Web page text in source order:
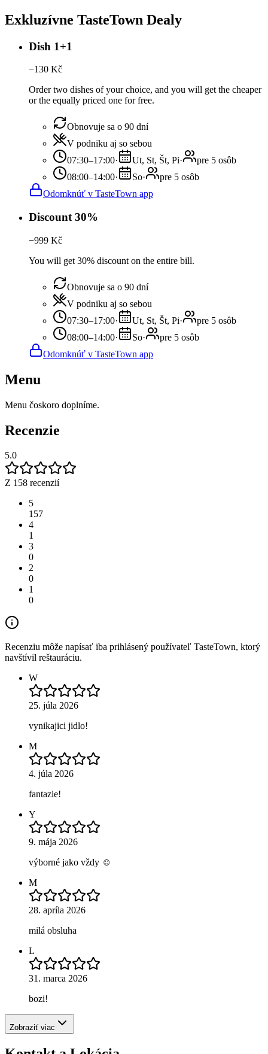
Exkluzívne TasteTown Dealy
Dish 1+1
−130 Kč
Order two dishes of your choice, and you will get the cheaper
or the equally priced one for free.
Obnovuje sa o 90 dní
V podniku aj so sebou
07:30–17:00· Ut, St, Št, Pi·
pre 5 osôb
08:00–14:00· So·
pre 5 osôb
Odomknúť v TasteTown app
Discount 30%
−999 Kč
You will get 30% discount on the entire bill.
Obnovuje sa o 90 dní
V podniku aj so sebou
07:30–17:00· Ut, St, Št, Pi·
pre 5 osôb
08:00–14:00· So·
pre 5 osôb
Odomknúť v TasteTown app
Menu
Menu čoskoro doplníme.
Recenzie
5.0
Z 158 recenzií
5
157
4
1
3
0
2
0
1
0
Recenziu môže napísať iba prihlásený používateľ TasteTown, ktorý
navštívil reštauráciu.
W
25. júla 2026
vynikajici jidlo!
M
4. júla 2026
fantazie!
Y
9. mája 2026
výborné jako vždy ☺️
M
28. apríla 2026
milá obsluha
L
31. marca 2026
bozi!
Zobraziť viac